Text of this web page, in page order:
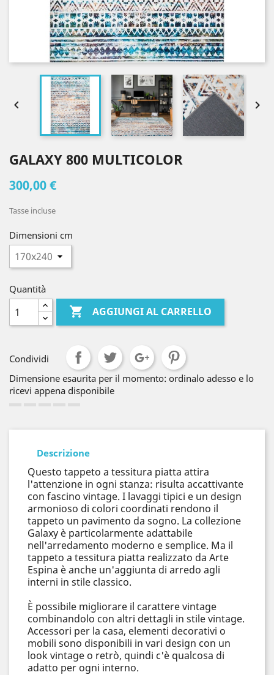
 
GALAXY 800 MULTICOLOR
300,00 €
Tasse incluse
Dimensioni cm
Quantità
 AGGIUNGI AL CARRELLO
Condividi
Dimensione esaurita per il momento: ordinalo adesso e lo
ricevi appena disponibile
Descrizione
Questo tappeto a tessitura piatta attira
l'attenzione in ogni stanza: risulta accattivante
con fascino vintage. I lavaggi tipici e un design
armonioso di colori coordinati rendono il
tappeto un pavimento da sogno. La collezione
Galaxy è particolarmente adattabile
nell'arredamento moderno e semplice. Ma il
tappeto a tessitura piatta realizzato da Arte
Espina è anche un'aggiunta di arredo agli
interni in stile classico.
È possibile migliorare il carattere vintage
combinandolo con altri dettagli in stile vintage.
Accessori per la casa, elementi decorativi o
mobili sono disponibili in vari design con un
look vintage o retrò, quindi c'è qualcosa di
adatto per ogni interno.